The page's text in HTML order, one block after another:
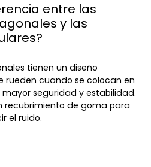
entre las
y las
tienen un diseño
rueden cuando se colocan en
seguridad y estabilidad.
recubrimiento de goma para
el ruido.